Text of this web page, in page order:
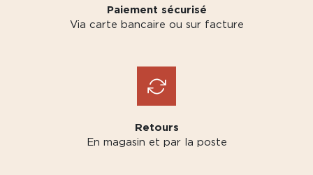
Paiement sécurisé
Via carte bancaire ou sur facture
Retours
En magasin et par la poste